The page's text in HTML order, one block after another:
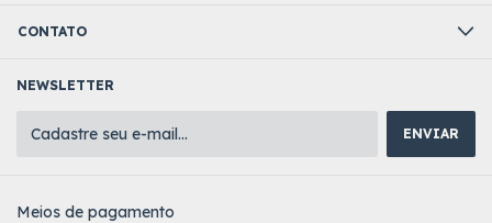
CONTATO
NEWSLETTER
Meios de pagamento